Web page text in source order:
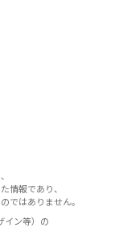
情報であり、
ではありません。
イン等）の